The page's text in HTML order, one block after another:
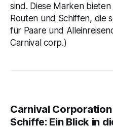
sind. Diese Marken
Routen und Schiffen, die
für Paare und
Carnival corp.)
Carnival
Schiffe: Ein Blick in